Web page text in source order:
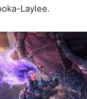
Laylee.